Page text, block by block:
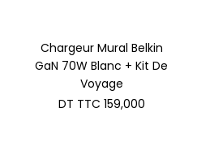
Chargeur Mural Belkin
GaN 70W Blanc + Kit De
Voyage
DT TTC 159,000